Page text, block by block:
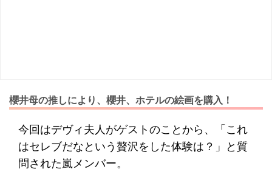
櫻井母の推しにより、櫻井、ホテルの絵画を購入！
今回はデヴィ夫人がゲストのことから、「これ
はセレブだなという贅沢をした体験は？」と質
問された嵐メンバー。